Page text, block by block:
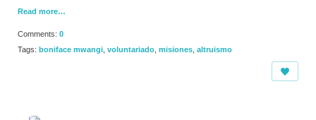
Read more…
Comments: 0
Tags: boniface mwangi voluntariado misiones altruismo